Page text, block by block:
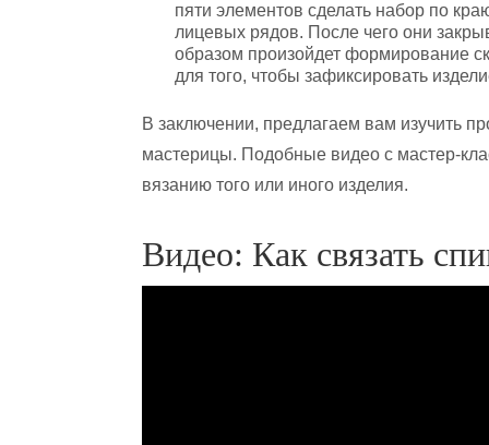
пяти элементов сделать набор по
лицевых рядов. После чего они
образом произойдет формирование
для того, чтобы зафиксировать
В заключении, предлагаем вам изучить
мастерицы. Подобные видео с мастер-
вязанию того или иного изделия.
Видео: Как связать